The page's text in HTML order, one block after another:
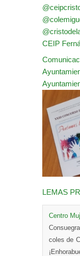
CEIP
LEMAS
Centro
coles de